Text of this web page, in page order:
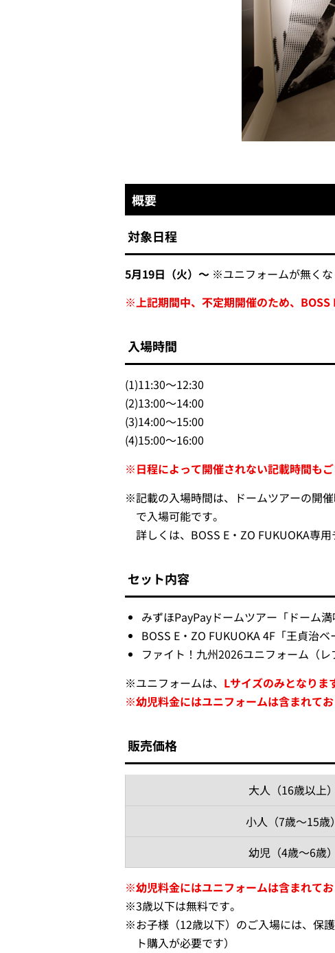
概要
対象日程
5月19日（火）～ ※ユニフォームが無くな
※上記期間中、不定期開催のため、BOSS
入場時間
(1)11:30～12:30
(2)13:00～14:00
(3)14:00～15:00
(4)15:00～16:00
※日程によって開催されない記載時間もご
※記載の入場時間は、ドームツアーの開
で入場可能です。
詳しくは、BOSS E・ZO FUKUOKA専
セット内容
みずほPayPayドームツアー「ドーム満
BOSS E・ZO FUKUOKA 4F「王貞治ベ
ファイト！九州2026ユニフォーム（レ
※ユニフォームは、 Lサイズのみとなりま
※幼児料金にはユニフォームは含まれてお
販売価格
大人 （16歳以上）
小人 （7歳～15歳）
幼児 （4歳～6歳）
※幼児料金にはユニフォームは含まれてお
※3歳以下は無料です。
※お子様（12歳以下）のご入場には、保
ト購入が必要です）